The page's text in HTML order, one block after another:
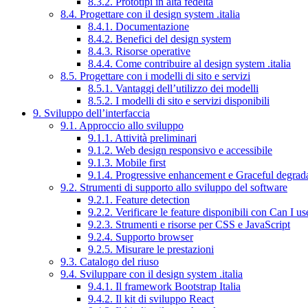
8.4. Progettare con il design system .italia
8.4.1. Documentazione
8.4.2. Benefici del design system
8.4.3. Risorse operative
8.4.4. Come contribuire al design system .italia
8.5. Progettare con i modelli di sito e servizi
8.5.1. Vantaggi dell’utilizzo dei modelli
8.5.2. I modelli di sito e servizi disponibili
9. Sviluppo dell’interfaccia
9.1. Approccio allo sviluppo
9.1.1. Attività preliminari
9.1.2. Web design responsivo e accessibile
9.1.3. Mobile first
9.1.4. Progressive enhancement e Graceful
9.2. Strumenti di supporto allo sviluppo del software
9.2.1. Feature detection
9.2.2. Verificare le feature disponibili con Can I
9.2.3. Strumenti e risorse per CSS e JavaScript
9.2.4. Supporto browser
9.2.5. Misurare le prestazioni
9.3. Catalogo del riuso
9.4. Sviluppare con il design system .italia
9.4.1. Il framework Bootstrap Italia
9.4.2. Il kit di sviluppo React